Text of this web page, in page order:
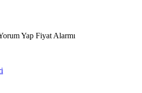
Yap Fiyat Alarmı